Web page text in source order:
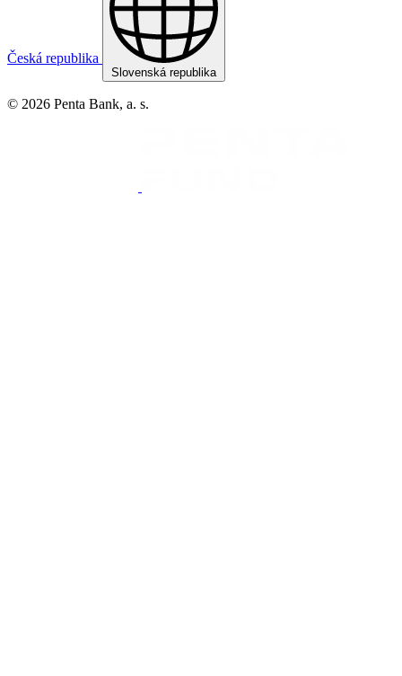
Česká republika
Slovenská republika
© 2026 Penta Bank, a. s.